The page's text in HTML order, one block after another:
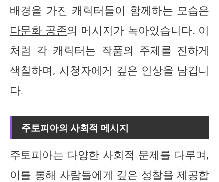
배경을 가진 캐릭터들이 함께하는 모습은
다문화 공존의 메시지가 녹아있습니다. 이
처럼 각 캐릭터는 작품의 주제를 진하게
색칠하며, 시청자에게 깊은 인상을 남깁니
다.
주토피아의 사회적 메시지
주토피아는 다양한 사회적 문제를 다루며,
이를 통해 사람들에게 깊은 성찰을 제공합